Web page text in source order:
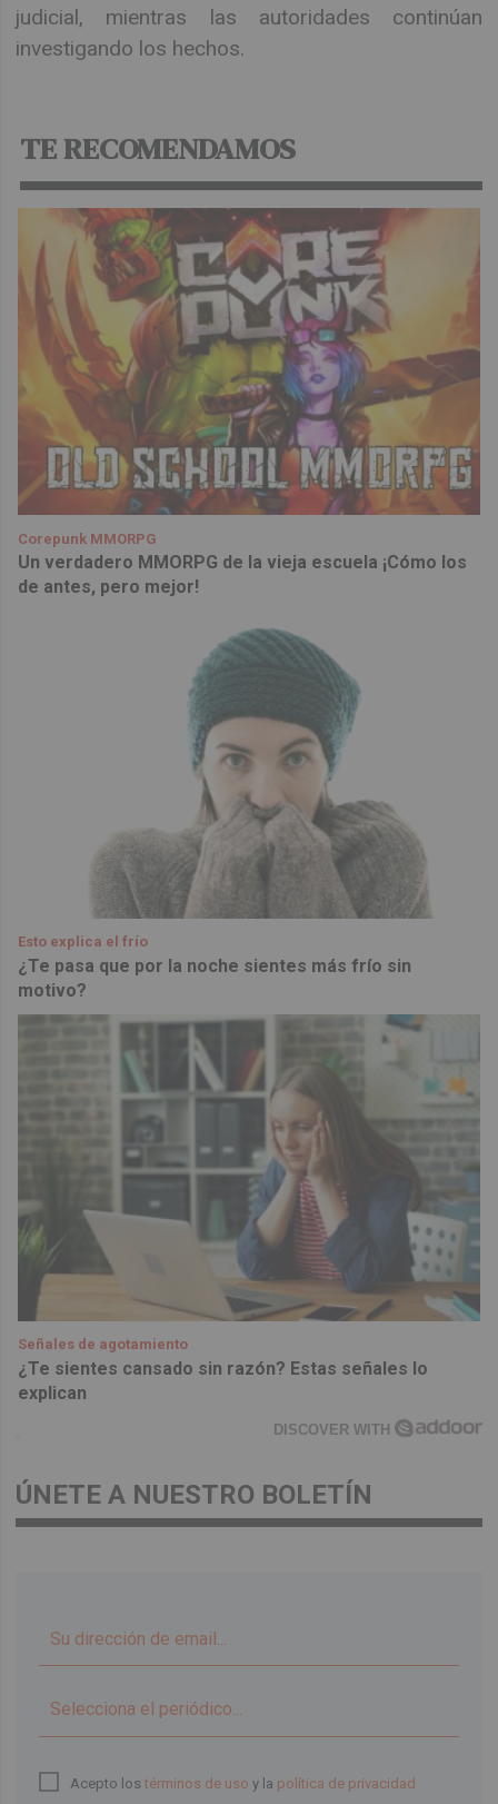
judicial, mientras las autoridades continúan
investigando los hechos.
TE RECOMENDAMOS
Corepunk MMORPG
Un verdadero MMORPG de la vieja escuela ¡Cómo los
de antes, pero mejor!
Esto explica el frío
¿Te pasa que por la noche sientes más frío sin
motivo?
Señales de agotamiento
¿Te sientes cansado sin razón? Estas señales lo
explican
DISCOVER WITH
ÚNETE A NUESTRO BOLETÍN
Acepto lostérminos de uso y la política de privacidad